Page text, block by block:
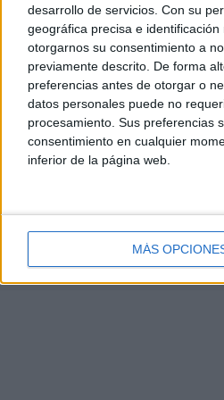
desarrollo de servicios. Con su
geográfica precisa e
otorgarnos su consentimiento a
previamente descrito. De forma
preferencias antes de otorgar o
datos personales puede no
procesamiento. Sus preferencias
consentimiento en cualquier
inferior de la página web.
MÁS
sumarme a un
fundamental de la
si cabe aún más
y experiencia a este
clientes y tratar de